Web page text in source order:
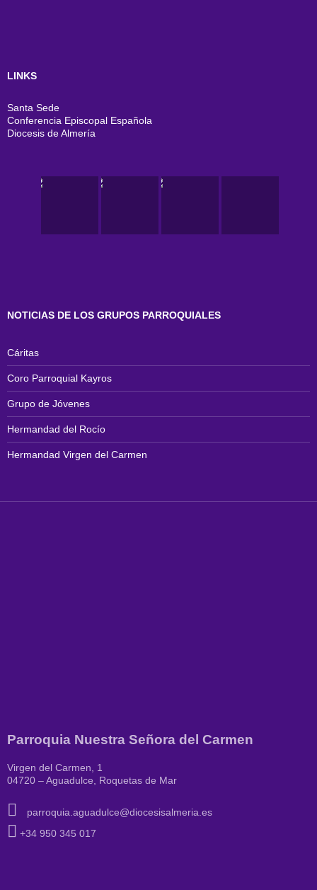
LINKS
Santa Sede
Conferencia Episcopal Española
Diocesis de Almería
NOTICIAS DE LOS GRUPOS PARROQUIALES
Cáritas
Coro Parroquial Kayros
Grupo de Jóvenes
Hermandad del Rocío
Hermandad Virgen del Carmen
Parroquia Nuestra Señora del Carmen
Virgen del Carmen, 1
04720 – Aguadulce, Roquetas de Mar
parroquia.aguadulce@diocesisalmeria.es
+34 950 345 017